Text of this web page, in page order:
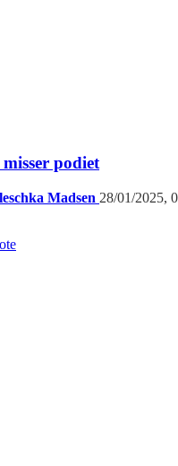
podiet
Madsen 28/01/2025,